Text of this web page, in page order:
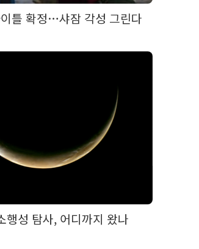
틀 확정…샤잠 각성 그린다
행성 탐사, 어디까지 왔나